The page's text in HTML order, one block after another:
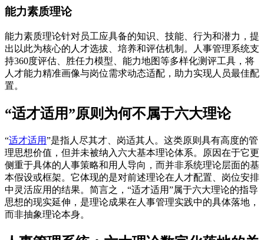
能力素质理论
能力素质理论针对员工应具备的知识、技能、行为和潜力，提
出以此为核心的人才选拔、培养和评估机制。人事管理系统支
持360度评估、胜任力模型、能力地图等多样化测评工具，将
人才能力精准画像与岗位需求动态适配，助力实现人员最佳配
置。
“适才适用”原则为何不属于六大理论
“适才适用”是指人尽其才、岗适其人。这类原则具有高度的管
理思想价值，但并未被纳入六大基本理论体系。原因在于它更
侧重于具体的人事策略和用人导向，而并非系统理论层面的基
本假设或框架。它体现的是对前述理论在人才配置、岗位安排
中灵活应用的结果。简言之，“适才适用”属于六大理论的指导
思想的现实延伸，是理论成果在人事管理实践中的具体落地，
而非抽象理论本身。